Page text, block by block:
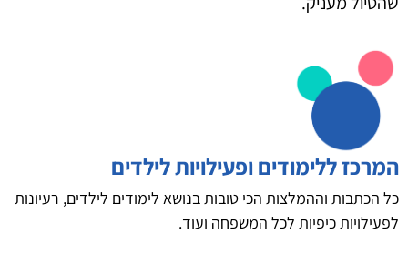
המרכז ללימודים ופעילויות לילדים
כל הכתבות וההמלצות הכי טובות בנושא לימודים לילדים, רעיונות
לפעילויות כיפיות לכל המשפחה ועוד.